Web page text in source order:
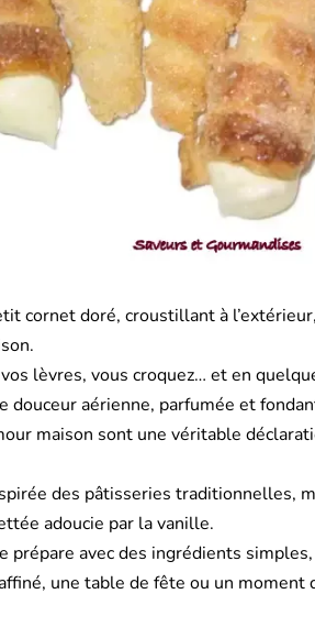
cornet doré, croustillant à
lèvres, vous croquez… et en
douceur aérienne, parfumée et
maison sont une véritable
des pâtisseries traditionnelles,
adoucie par la vanille.
prépare avec des ingrédients
une table de fête ou un moment